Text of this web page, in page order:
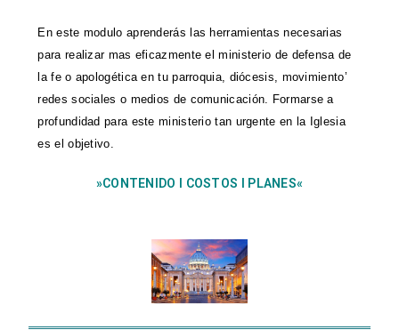
En este modulo aprenderás las herramientas necesarias
para realizar mas eficazmente el ministerio de defensa de
la fe o apologética en tu parroquia, diócesis, movimiento’
redes sociales o medios de comunicación. Formarse a
profundidad para este ministerio tan urgente en la Iglesia
es el objetivo.
»CONTENIDO l COSTOS l PLANES«